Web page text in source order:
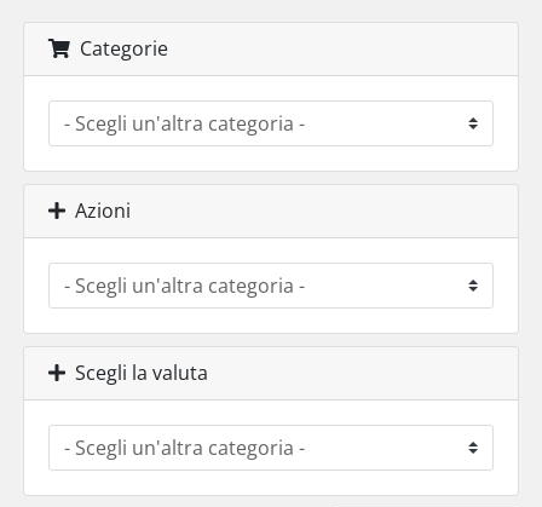
Categorie
Azioni
Scegli la valuta